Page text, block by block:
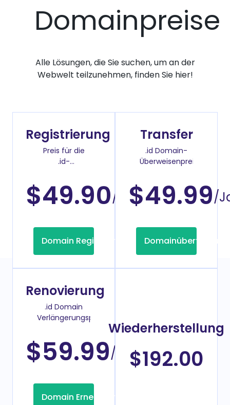
Domainpreise
Alle Lösungen, die Sie suchen, um an der
Webwelt teilzunehmen, finden Sie hier!
Registrierung
Preis für die
.id-
$49.90/Jahr
Domain Registrierung
Transfer
.id Domain-
Überweisenpreis
$49.99/
Domainübertragung
Renovierung
.id Domain
Verlängerungspreis
$59.99/Jahr
Domain Erneuerung
Wiederherstellung
$192.00